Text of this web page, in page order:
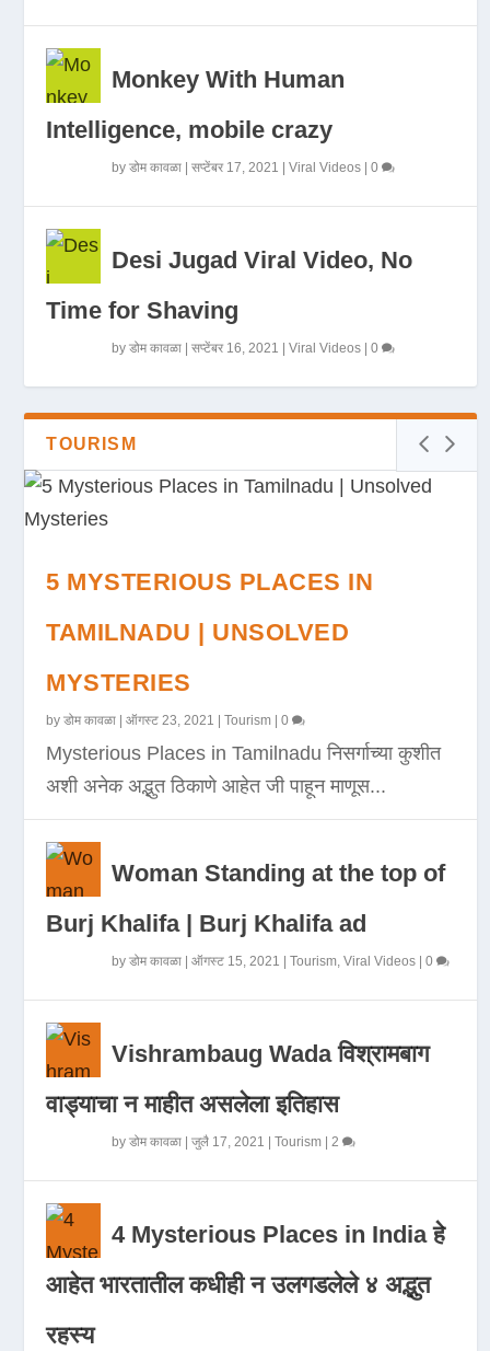
Monkey With Human
Intelligence, mobile crazy
byडोम कावळा |सप्टेंबर 17, 2021 |Viral Videos |0
Desi Jugad Viral Video, No
Time for Shaving
byडोम कावळा |सप्टेंबर 16, 2021 |Viral Videos |0
TOURISM
5 MYSTERIOUS PLACES IN
TAMILNADU | UNSOLVED
MYSTERIES
byडोम कावळा |ऑगस्ट 23, 2021 |Tourism |0
Mysterious Places in Tamilnadu निसर्गाच्या कुशीत
अशी अनेक अद्भुत ठिकाणे आहेत जी पाहून माणूस...
Woman Standing at the top of
Burj Khalifa | Burj Khalifa ad
byडोम कावळा |ऑगस्ट 15, 2021 |Tourism,Viral Videos |0
Vishrambaug Wada विश्रामबाग
वाड्याचा न माहीत असलेला इतिहास
byडोम कावळा |जुलै 17, 2021 |Tourism |2
4 Mysterious Places in India हे
आहेत भारतातील कधीही न उलगडलेले ४ अद्भुत
रहस्य